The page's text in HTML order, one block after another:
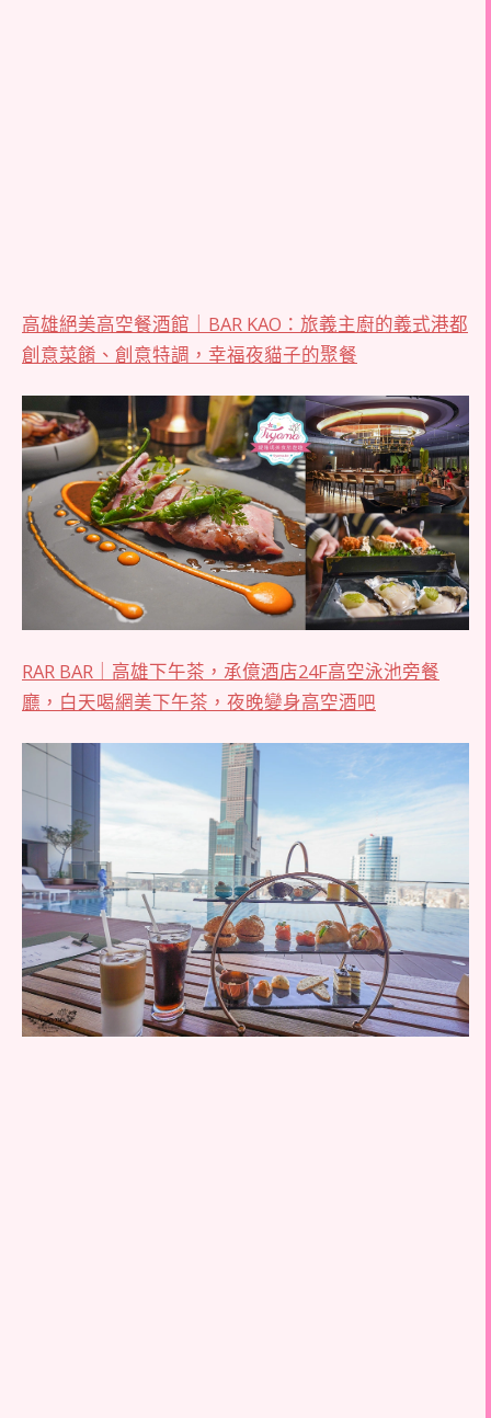
高雄絕美高空餐酒館｜BAR KAO：旅義主廚的義式港都
創意菜餚、創意特調，幸福夜貓子的聚餐
RAR BAR｜高雄下午茶，承億酒店24F高空泳池旁餐
廳，白天喝網美下午茶，夜晚變身高空酒吧